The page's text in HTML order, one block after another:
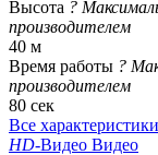
Высота ?
производителем
40 м
Время работы ?
производителем
80 сек
Все характеристики
HD-Видео Видео